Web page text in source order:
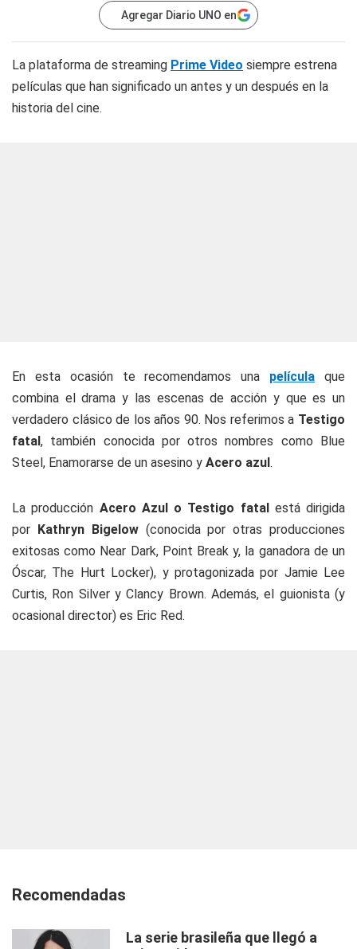
Agregar Diario UNO en
La plataforma de streaming Prime Video siempre estrena
películas que han significado un antes y un después en la
historia del cine.
En esta ocasión te recomendamos una película que
combina el drama y las escenas de acción y que es un
verdadero clásico de los años 90. Nos referimos a Testigo
fatal, también conocida por otros nombres como Blue
Steel, Enamorarse de un asesino y Acero azul.
La producción Acero Azul o Testigo fatal está dirigida
por Kathryn Bigelow (conocida por otras producciones
exitosas como Near Dark, Point Break y, la ganadora de un
Óscar, The Hurt Locker), y protagonizada por Jamie Lee
Curtis, Ron Silver y Clancy Brown. Además, el guionista (y
ocasional director) es Eric Red.
Recomendadas
La serie brasileña que llegó a